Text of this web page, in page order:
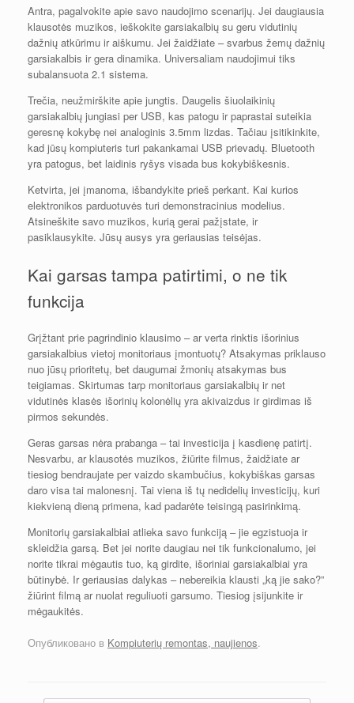
Antra, pagalvokite apie savo naudojimo scenarijų. Jei daugiausia
klausotės muzikos, ieškokite garsiakalbių su geru vidutinių
dažnių atkūrimu ir aiškumu. Jei žaidžiate – svarbus žemų dažnių
garsiakalbis ir gera dinamika. Universaliam naudojimui tiks
subalansuota 2.1 sistema.
Trečia, neužmirškite apie jungtis. Daugelis šiuolaikinių
garsiakalbių jungiasi per USB, kas patogu ir paprastai suteikia
geresnę kokybę nei analoginis 3.5mm lizdas. Tačiau įsitikinkite,
kad jūsų kompiuteris turi pakankamai USB prievadų. Bluetooth
yra patogus, bet laidinis ryšys visada bus kokybiškesnis.
Ketvirta, jei įmanoma, išbandykite prieš perkant. Kai kurios
elektronikos parduotuvės turi demonstracinius modelius.
Atsineškite savo muzikos, kurią gerai pažįstate, ir
pasiklausykite. Jūsų ausys yra geriausias teisėjas.
Kai garsas tampa patirtimi, o ne tik
funkcija
Grįžtant prie pagrindinio klausimo – ar verta rinktis išorinius
garsiakalbius vietoj monitoriaus įmontuotų? Atsakymas priklauso
nuo jūsų prioritetų, bet daugumai žmonių atsakymas bus
teigiamas. Skirtumas tarp monitoriaus garsiakalbių ir net
vidutinės klasės išorinių kolonėlių yra akivaizdus ir girdimas iš
pirmos sekundės.
Geras garsas nėra prabanga – tai investicija į kasdienę patirtį.
Nesvarbu, ar klausotės muzikos, žiūrite filmus, žaidžiate ar
tiesiog bendraujate per vaizdo skambučius, kokybiškas garsas
daro visa tai malonesnį. Tai viena iš tų nedidelių investicijų, kuri
kiekvieną dieną primena, kad padarėte teisingą pasirinkimą.
Monitorių garsiakalbiai atlieka savo funkciją – jie egzistuoja ir
skleidžia garsą. Bet jei norite daugiau nei tik funkcionalumo, jei
norite tikrai mėgautis tuo, ką girdite, išoriniai garsiakalbiai yra
būtinybė. Ir geriausias dalykas – nebereikia klausti „ką jie sako?”
žiūrint filmą ar nuolat reguliuoti garsumo. Tiesiog įsijunkite ir
mėgaukitės.
Опубликовано в Kompiuterių remontas, naujienos.